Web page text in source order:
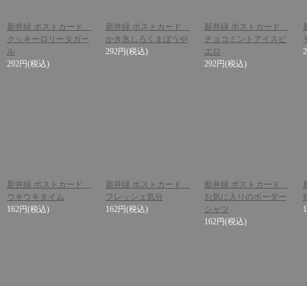
新井緑 ポストカード
クッキーロリータガー
ル
292円(税込)
新井緑 ポストカード
かき氷しろくまぼうや
292円(税込)
新井緑 ポストカード
チョコミントアイスピ
エロ
292円(税込)
新井緑 ポストカード
ウキウキタイム
162円(税込)
新井緑 ポストカード
フレッシュ気分
162円(税込)
新井緑 ポストカード
お気に入りのボーダー
シャツ
162円(税込)